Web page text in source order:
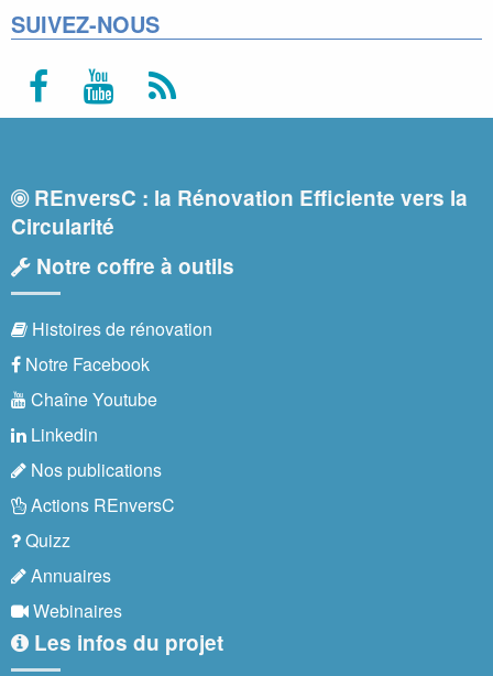
SUIVEZ-NOUS
REnversC : la Rénovation Efficiente vers la
Circularité
Notre coffre à outils
Histoires de rénovation
Notre Facebook
Chaîne Youtube
Linkedin
Nos publications
Actions REnversC
Quizz
Annuaires
Webinaires
Les infos du projet